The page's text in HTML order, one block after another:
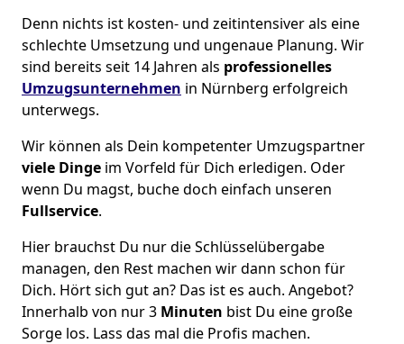
Denn nichts ist kosten- und zeitintensiver als eine
schlechte Umsetzung und ungenaue Planung. Wir
sind bereits seit 14 Jahren als professionelles
Umzugsunternehmen in Nürnberg erfolgreich
unterwegs.
Wir können als Dein kompetenter Umzugspartner
viele Dinge im Vorfeld für Dich erledigen. Oder
wenn Du magst, buche doch einfach unseren
Fullservice.
Hier brauchst Du nur die Schlüsselübergabe
managen, den Rest machen wir dann schon für
Dich. Hört sich gut an? Das ist es auch. Angebot?
Innerhalb von nur 3 Minuten bist Du eine große
Sorge los. Lass das mal die Profis machen.